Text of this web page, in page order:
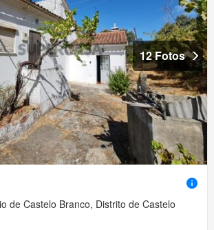
12 Fotos
de Castelo Branco, Distrito de Castelo